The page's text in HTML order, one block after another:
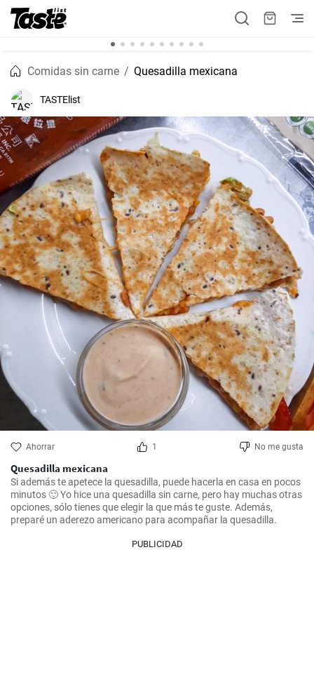
Comidas sin carne Quesadilla mexicana
TASTElist
Ahorrar 1 No me gusta
Quesadilla mexicana
Si además te apetece la quesadilla, puede hacerla en casa en pocos
minutos 🙂 Yo hice una quesadilla sin carne, pero hay muchas otras
opciones, sólo tienes que elegir la que más te guste. Además,
preparé un aderezo americano para acompañar la quesadilla.
PUBLICIDAD